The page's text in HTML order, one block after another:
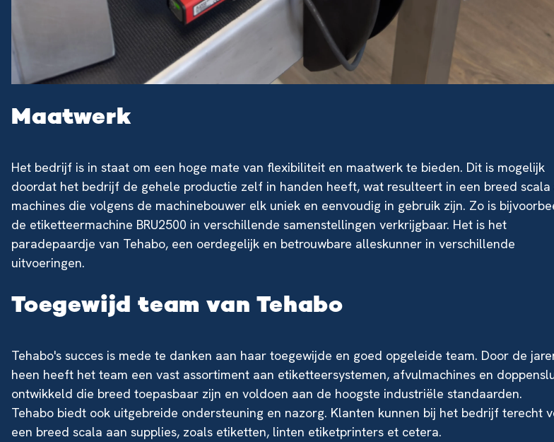
Maatwerk
Het bedrijf is in staat om een hoge mate van flexibiliteit en maatwerk te bieden. Dit is mogelijk
doordat het bedrijf de gehele productie zelf in handen heeft, wat resulteert in een breed scala
machines die volgens de machinebouwer elk uniek en eenvoudig in gebruik zijn. Zo is
de etiketteermachine BRU2500 in verschillende samenstellingen verkrijgbaar. Het is het
paradepaardje van Tehabo, een oerdegelijk en betrouwbare alleskunner in verschillende
uitvoeringen.
Toegewijd team van Tehabo
Tehabo's succes is mede te danken aan haar toegewijde en goed opgeleide team. Door de
heen heeft het team een vast assortiment aan etiketteersystemen, afvulmachines en
ontwikkeld die breed toepasbaar zijn en voldoen aan de hoogste industriële standaarden.
Tehabo biedt ook uitgebreide ondersteuning en nazorg. Klanten kunnen bij het bedrijf terecht
een breed scala aan supplies, zoals etiketten, linten etiketprinters et cetera.